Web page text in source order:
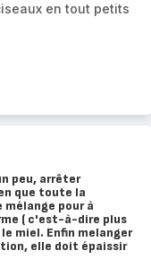
en tout petits
peu, arrêter
que toute la
pour à
( c'est-à-dire plus
miel. Enfin melanger
elle doit épaissir